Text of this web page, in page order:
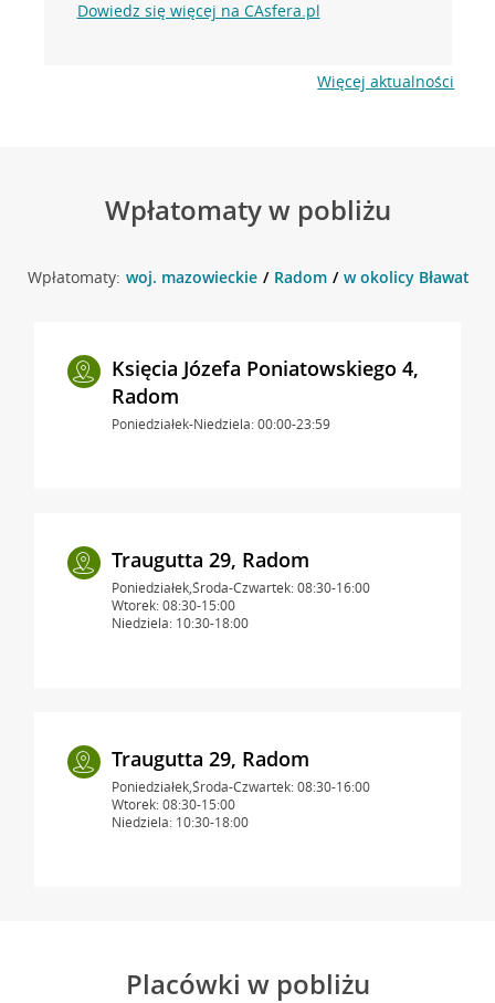
Dowiedz się więcej na CAsfera.pl
Więcej aktualności
Wpłatomaty w pobliżu
Wpłatomaty: woj. mazowieckie Radom w okolicy Bławatna
Księcia Józefa Poniatowskiego 4,
Radom
Poniedziałek-Niedziela: 00:00-23:59
Traugutta 29, Radom
Poniedziałek,Środa-Czwartek: 08:30-16:00
Wtorek: 08:30-15:00
Niedziela: 10:30-18:00
Traugutta 29, Radom
Poniedziałek,Środa-Czwartek: 08:30-16:00
Wtorek: 08:30-15:00
Niedziela: 10:30-18:00
Placówki w pobliżu